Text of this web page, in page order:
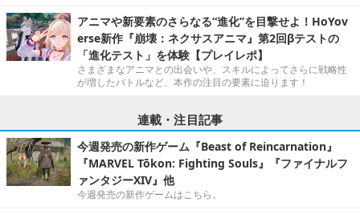
アニマや新要素のさらなる“進化”を目撃せよ！HoYov
erse新作『崩壊：ネクサスアニマ』第2回βテストの
「進化テスト」を体験【プレイレポ】
さまざまなアニマとの出会いや、スキルによってさらに戦略性
が増したバトルなど、本作の注目の要素に迫ります！
連載・注目記事
今週発売の新作ゲーム『Beast of Reincarnation』
『MARVEL Tōkon: Fighting Souls』『ファイナルフ
ァンタジーXIV』他
今週発売の新作ゲームはこちら。